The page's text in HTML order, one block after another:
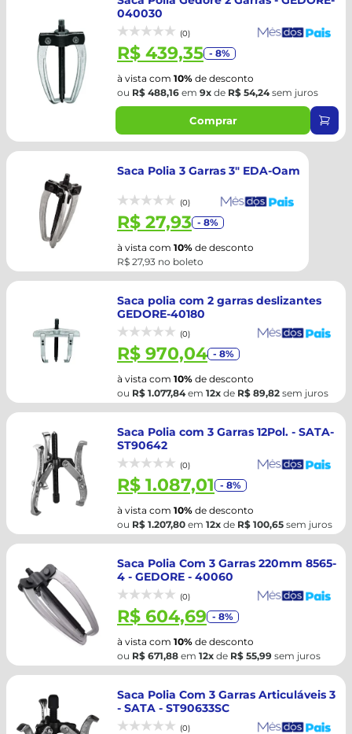
040030
(0)
R$ 439,35 - 8%
à vista com 10% de desconto
ou R$ 488,16 em 9x de R$ 54,24sem juros
Comprar
Saca Polia 3 Garras 3" EDA-Oam
(0)
R$ 27,93 - 8%
à vista com 10% de desconto
R$ 27,93 no boleto
Saca polia com 2 garras deslizantes
GEDORE-40180
(0)
R$ 970,04 - 8%
à vista com 10% de desconto
ou R$ 1.077,84em 12x de R$ 89,82 sem juros
Saca Polia com 3 Garras 12Pol. - SATA-
ST90642
(0)
R$ 1.087,01 - 8%
à vista com 10% de desconto
ou R$ 1.207,80 em 12x de R$ 100,65 sem juros
Saca Polia Com 3 Garras 220mm 8565-
4 - GEDORE - 40060
(0)
R$ 604,69 - 8%
à vista com 10% de desconto
ou R$ 671,88 em 12x de R$ 55,99 sem juros
Saca Polia Com 3 Garras Articuláveis 3
- SATA - ST90633SC
(0)